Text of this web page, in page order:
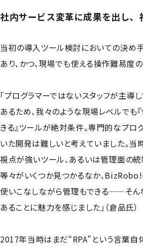
社内サービス変革に成果を出し、
当初の導入ツール検討においての決め
あり、かつ、現場でも使える操作難易度の
「プログラマーではないスタッフが主導
あるため、我々のような現場レベルでも
きる』ツールが絶対条件。専門的なプロ
いた開発は難しいと考えていました。
視点が強いツール、あるいは管理面の
等々がいくつか見つかるなか、
使いこなしながら管理もできる——そん
あることに魅力を感じました」（倉品氏）
2017年当時はまだ“RPA”という言葉自